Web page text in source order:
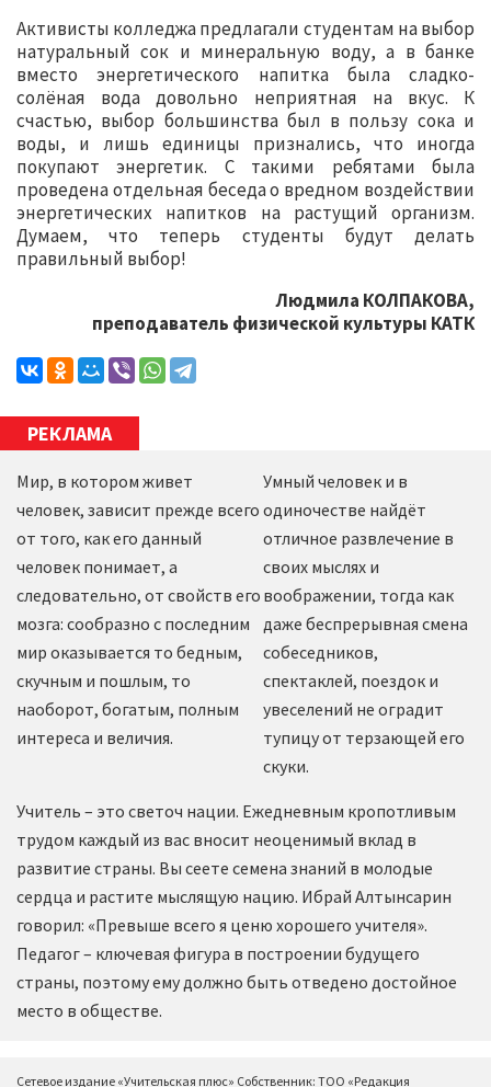
Активисты колледжа предлагали студентам на выбор
натуральный сок и минеральную воду, а в банке
вместо энергетического напитка была сладко-
солёная вода довольно неприятная на вкус. К
счастью, выбор большинства был в пользу сока и
воды, и лишь единицы признались, что иногда
покупают энергетик. С такими ребятами была
проведена отдельная беседа о вредном воздействии
энергетических напитков на растущий организм.
Думаем, что теперь студенты будут делать
правильный выбор!
Людмила КОЛПАКОВА,
преподаватель физической культуры КАТК
РЕКЛАМА
Мир, в котором живет
человек, зависит прежде всего
от того, как его данный
человек понимает, а
следовательно, от свойств его
мозга: сообразно с последним
мир оказывается то бедным,
скучным и пошлым, то
наоборот, богатым, полным
интереса и величия.
Умный человек и в
одиночестве найдёт
отличное развлечение в
своих мыслях и
воображении, тогда как
даже беспрерывная смена
собеседников,
спектаклей, поездок и
увеселений не оградит
тупицу от терзающей его
скуки.
Учитель – это светоч нации. Ежедневным кропотливым
трудом каждый из вас вносит неоценимый вклад в
развитие страны. Вы сеете семена знаний в молодые
сердца и растите мыслящую нацию. Ибрай Алтынсарин
говорил: «Превыше всего я ценю хорошего учителя».
Педагог – ключевая фигура в построении будущего
страны, поэтому ему должно быть отведено достойное
место в обществе.
Сетевое издание «Учительская плюс» Собственник: ТОО «Редакция